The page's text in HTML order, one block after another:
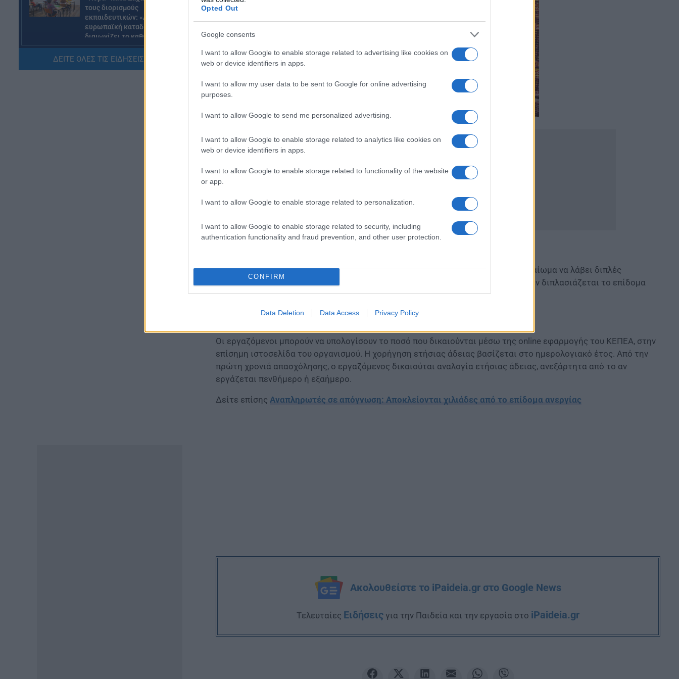
Opted Out
Google consents
I want to allow Google to enable storage related to advertising like cookies on
web or device identifiers in apps.
I want to allow my user data to be sent to Google for online advertising
purposes.
I want to allow Google to send me personalized advertising.
I want to allow Google to enable storage related to analytics like cookies on
web or device identifiers in apps.
I want to allow Google to enable storage related to functionality of the website
or app.
I want to allow Google to enable storage related to personalization.
I want to allow Google to enable storage related to security, including
authentication functionality and fraud prevention, and other user protection.
CONFIRM
Data Deletion Data Access Privacy Policy
τους διορισμούς
εκπαιδευτικών: «Αγνοεί την
ευρωπαϊκή καταδίκη και
διαιωνίζει το καθεστώς των
αναπληρωτών»
07.08.2026 - 12:10
ΔΕΙΤΕ ΟΛΕΣ ΤΙΣ ΕΙΔΗΣΕΙΣ ΕΔΩ »
Εφόσον ο εργοδότης δεν παραχωρήσει άδεια εγκαίρως, ο εργαζόμενος έχει δικαίωμα να λάβει διπλές
αποδοχές άδειας μόλις τελειώσει το ημερολογιακό έτος. Σημαντικό είναι ότι δεν διπλασιάζεται το επίδομα
άδειας σε αυτή την περίπτωση.
Υπολογισμός επιδόματος άδειας για δικαιούχοι
Οι εργαζόμενοι μπορούν να υπολογίσουν το ποσό που δικαιούνται μέσω της online εφαρμογής του ΚΕΠΕΑ, στην
επίσημη ιστοσελίδα του οργανισμού. Η χορήγηση ετήσιας άδειας βασίζεται στο ημερολογιακό έτος. Από την
πρώτη χρονιά απασχόλησης, ο εργαζόμενος δικαιούται αναλογία ετήσιας άδειας, ανεξάρτητα από το αν
εργάζεται πενθήμερο ή εξαήμερο.
Δείτε επίσης Αναπληρωτές σε απόγνωση: Αποκλείονται χιλιάδες από το επίδομα ανεργίας
Ακολουθείστε το iPaideia.gr στο Google News
Tελευταίες Ειδήσεις για την Παιδεία και την εργασία στο iPaideia.gr